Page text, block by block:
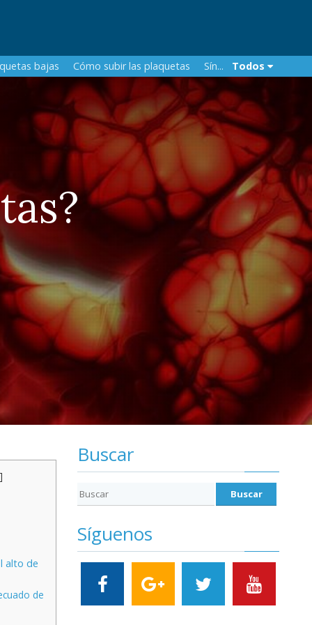
bajas Cómo subir las plaquetas Sín... Todos
]
alto de
de
Buscar
Síguenos